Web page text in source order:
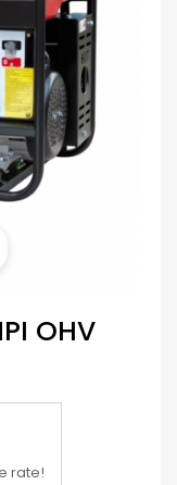
OHV
rate!